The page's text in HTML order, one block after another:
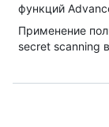
функций
Применение
secret scanning